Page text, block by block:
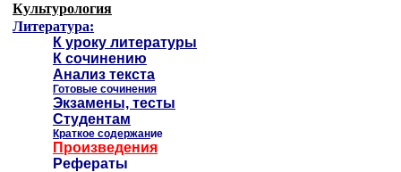
Культурология
Литература:
К уроку литературы
К сочинению
Анализ текста
Готовые сочинения
Экзамены, тесты
Студентам
Краткое содержание
Произведения
Рефераты